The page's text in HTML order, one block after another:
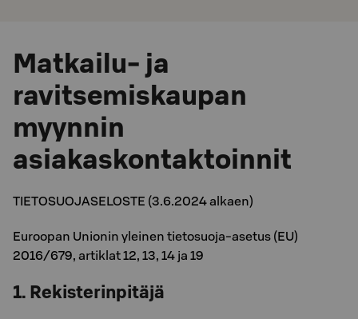
Matkailu- ja
ravitsemiskaupan
myynnin
asiakaskontaktoinnit
TIETOSUOJASELOSTE (3.6.2024 alkaen)
Euroopan Unionin yleinen tietosuoja-asetus (EU)
2016/679, artiklat 12, 13, 14 ja 19
1. Rekisterinpitäjä